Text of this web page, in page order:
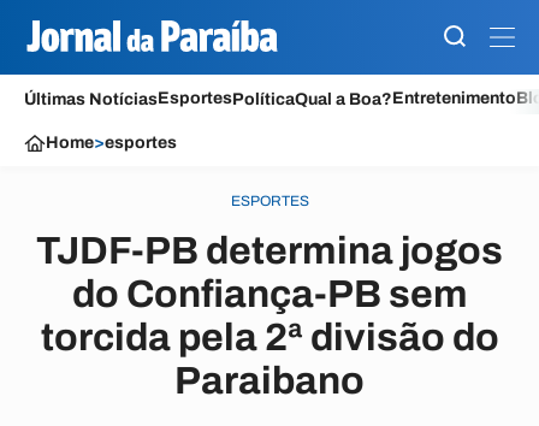
Últimas NotíciasEsportesPolíticaQual a Boa?Entretenimento
Home>esportes
ESPORTES
TJDF-PB determina jogos
do Confiança-PB sem
torcida pela 2ª divisão do
Paraibano